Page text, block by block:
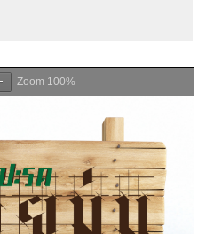
Zoom 100%